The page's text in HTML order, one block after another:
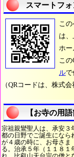
スマートフ
こ
は
ホー
この
ルで
（QRコードは、株式
【お寺の用
宗祖親鸞聖人は、承安
都の日野でご誕生になら
が４歳の時に、お母さま
る。治承５年（１１８１